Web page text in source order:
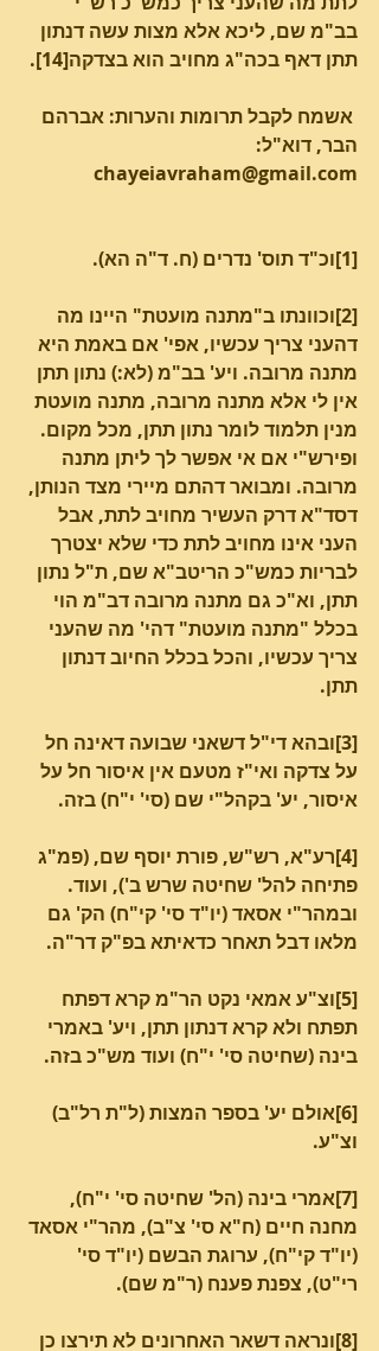
בב"מ שם, ליכא אלא מצות עשה דנתון
תתן דאף בכה"ג מחויב הוא בצדקה[14].
אשמח לקבל תרומות והערות: אברהם
הבר, דוא"ל:
chayeiavraham@gmail.com
[1]וכ"ד תוס' נדרים (ח. ד"ה הא).
[2]וכוונתו ב"מתנה מועטת" היינו מה
דהעני צריך עכשיו, אפי' אם באמת היא
מתנה מרובה. ויע' בב"מ (לא:) נתון תתן
אין לי אלא מתנה מרובה, מתנה מועטת
מנין תלמוד לומר נתון תתן, מכל מקום.
ופירש"י אם אי אפשר לך ליתן מתנה
מרובה. ומבואר דהתם מיירי מצד הנותן,
דסד"א דרק העשיר מחויב לתת, אבל
העני אינו מחויב לתת כדי שלא יצטרך
לבריות כמש"כ הריטב"א שם, ת"ל נתון
תתן, וא"כ גם מתנה מרובה דב"מ הוי
בכלל "מתנה מועטת" דהי' מה שהעני
צריך עכשיו, והכל בכלל החיוב דנתון
תתן.
[3]ובהא די"ל דשאני שבועה דאינה חל
על צדקה ואי"ז מטעם אין איסור חל על
איסור, יע' בקהל"י שם (סי' י"ח) בזה.
[4]רע"א, רש"ש, פורת יוסף שם, (פמ"ג
פתיחה להל' שחיטה שרש ב'), ועוד.
ובמהר"י אסאד (יו"ד סי' קי"ח) הק' גם
מלאו דבל תאחר כדאיתא בפ"ק דר"ה.
[5]וצ"ע אמאי נקט הר"מ קרא דפתח
תפתח ולא קרא דנתון תתן, ויע' באמרי
בינה (שחיטה סי' י"ח) ועוד מש"כ בזה.
[6]אולם יע' בספר המצות (ל"ת רל"ב)
וצ"ע.
[7]אמרי בינה (הל' שחיטה סי' י"ח),
מחנה חיים (ח"א סי' צ"ב), מהר"י אסאד
(יו"ד קי"ח), ערוגת הבשם (יו"ד סי'
רי"ט), צפנת פענח (ר"מ שם).
[8]ונראה דשאר האחרונים לא תירצו כן